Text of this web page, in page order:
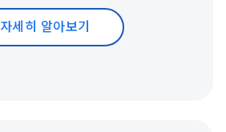
자세히 알아보기